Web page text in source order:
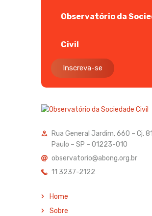
Observatório da
Civil
Inscreva-se
Rua General Jardim, 660 – Cj.
Paulo – SP – 01223-010
observatorio@abong.org.br
11 3237-2122
Home
Sobre